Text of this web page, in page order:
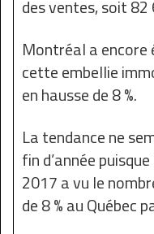
des ventes, soit
Montréal a
cette embellie
en hausse de 8 %.
La tendance ne
fin d’année
2017 a vu le
de 8 % au Québec